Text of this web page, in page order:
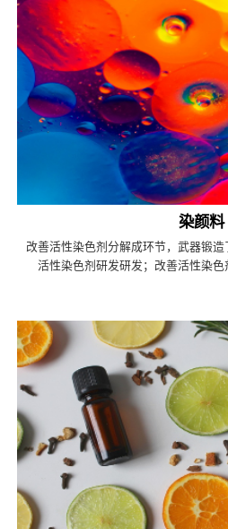
染颜料
改善活性染色剂分解成环节，武器锻
活性染色剂研发研发；改善活性染色